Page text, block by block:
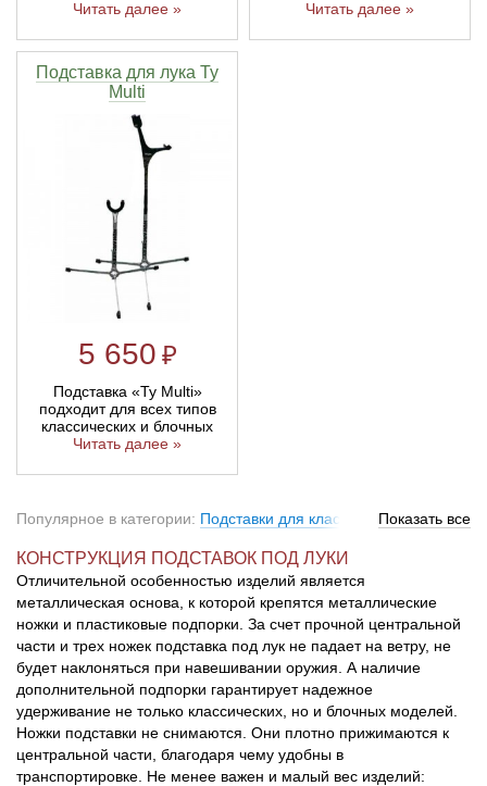
Читать далее »
Читать далее »
Подставка для лука Ty
Multi
5 650 ₽
Подставка «Ty Multi»
подходит для всех типов
классических и блочных
Читать далее »
Популярное в категории: Подставки для классического лука ,
Подставки для блочного лука
Показать все
КОНСТРУКЦИЯ ПОДСТАВОК ПОД ЛУКИ
Отличительной особенностью изделий является
металлическая основа, к которой крепятся металлические
ножки и пластиковые подпорки. За счет прочной центральной
части и трех ножек подставка под лук не падает на ветру, не
будет наклоняться при навешивании оружия. А наличие
дополнительной подпорки гарантирует надежное
удерживание не только классических, но и блочных моделей.
Ножки подставки не снимаются. Они плотно прижимаются к
центральной части, благодаря чему удобны в
транспортировке. Не менее важен и малый вес изделий: